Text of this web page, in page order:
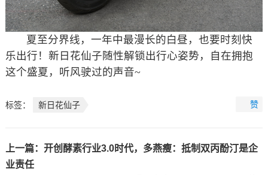
夏至分界线，一年中最漫长的白昼，也要时刻快
乐出行！新日花仙子随性解锁出行心姿势，自在拥抱
这个盛夏，听风驶过的声音~
标签： 新日花仙子 赞
上一篇： 开创酵素行业3.0时代，多燕瘦：抵制双丙酚汀是企
业责任